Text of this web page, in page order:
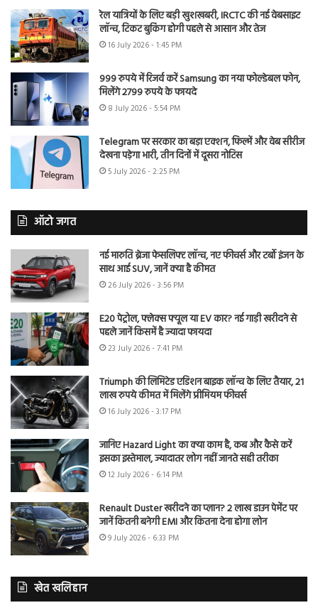
रेल यात्रियों के लिए बड़ी खुशखबरी, IRCTC की नई वेबसाइट
लॉन्च, टिकट बुकिंग होगी पहले से आसान और तेज
16 July 2026 - 1:45 PM
999 रुपये में रिजर्व करें Samsung का नया फोल्डेबल फोन,
मिलेंगे 2799 रुपये के फायदे
8 July 2026 - 5:54 PM
Telegram पर सरकार का बड़ा एक्शन, फिल्में और वेब सीरीज
देखना पड़ेगा भारी, तीन दिनों में दूसरा नोटिस
5 July 2026 - 2:25 PM
ऑटो जगत
नई मारुति ब्रेजा फेसलिफ्ट लॉन्च, नए फीचर्स और टर्बो इंजन के
साथ आई SUV, जानें क्या है कीमत
26 July 2026 - 3:56 PM
E20 पेट्रोल, फ्लेक्स फ्यूल या EV कार? नई गाड़ी खरीदने से
पहले जानें किसमें है ज्यादा फायदा
23 July 2026 - 7:41 PM
Triumph की लिमिटेड एडिशन बाइक लॉन्च के लिए तैयार, 21
लाख रुपये कीमत में मिलेंगे प्रीमियम फीचर्स
16 July 2026 - 3:17 PM
जानिए Hazard Light का क्या काम है, कब और कैसे करें
इसका इस्तेमाल, ज्यादातर लोग नहीं जानते सही तरीका
12 July 2026 - 6:14 PM
Renault Duster खरीदने का प्लान? 2 लाख डाउन पेमेंट पर
जानें कितनी बनेगी EMI और कितना देना होगा लोन
9 July 2026 - 6:33 PM
खेत खलिहान